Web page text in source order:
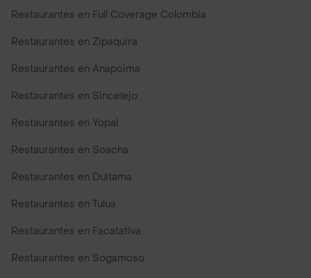
Restaurantes en Full Coverage Colombia
Restaurantes en Zipaquira
Restaurantes en Anapoima
Restaurantes en Sincelejo
Restaurantes en Yopal
Restaurantes en Soacha
Restaurantes en Duitama
Restaurantes en Tulua
Restaurantes en Facatativa
Restaurantes en Sogamoso